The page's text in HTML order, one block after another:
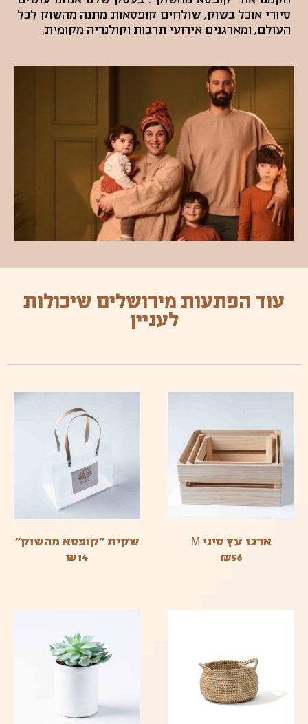
סיורי אוכל בשוק, שולחים קופסאות מתנה מהשוק לכל
העולם, ומארגנים אירועי תרבות וקולנריה מקומית.
עוד הפתעות מירושלים שיכולות
לעניין
ארגז עץ סיני M
₪56
שקית ״קופסא מהשוק״
₪14